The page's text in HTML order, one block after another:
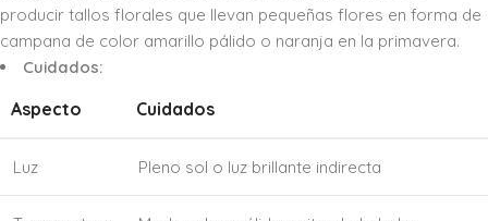
producir tallos florales que llevan pequeñas flores en forma de
campana de color amarillo pálido o naranja en la primavera.
Cuidados:
Aspecto Cuidados
Luz Pleno sol o luz brillante indirecta